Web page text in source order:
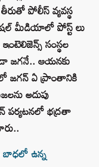
పోలీస్ వ్యవస్థ
మీడియాలో పోస్ట్ లు
సంస్థల
జగనే.. ఆయనకు
జగన్ ఏ ప్రాంతానికి
అదుపు
భద్రతా
బాధలో ఉన్న